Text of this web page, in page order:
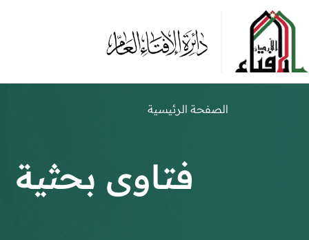
الصفحة الرئيسية
فتاوى بحثية